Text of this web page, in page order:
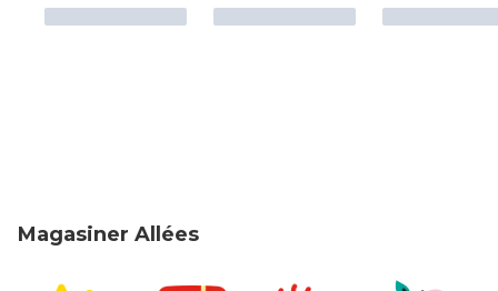
Magasiner Allées